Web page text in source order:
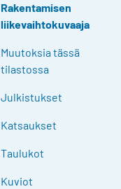
Rakentamisen
liikevaihtokuvaaja
Muutoksia tässä
tilastossa
Julkistukset
Katsaukset
Taulukot
Kuviot